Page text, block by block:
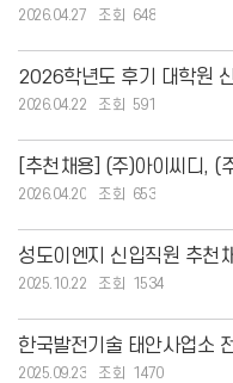
2026.04.27
648
2026.04.22
591
2026.04.20
653
성도이엔지 신입직원 추천
2025.10.22
1534
한국발전기술 태안사업소
2025.09.23
1470